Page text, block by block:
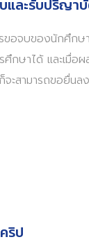
และรับปริญา
ขอจบของนักศึกษ
กษาได้ และเมื่อ
จะสามารถขอยื่นล
ริป